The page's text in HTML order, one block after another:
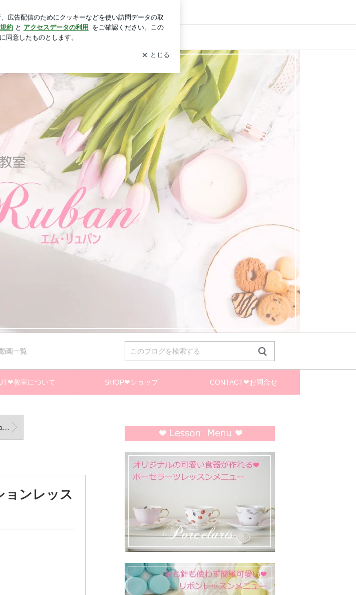
べる サードプレイス ポーセラーツ 教室 大人女子の習い事 M＊Ruban エムリュバン
BLOG アメブロ
画一覧
ョンレッス
教室について SHOP❤ショップ CONTACT❤お問合せ